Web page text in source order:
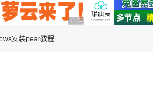
广告 商业广告，理性选择
安装pear教程